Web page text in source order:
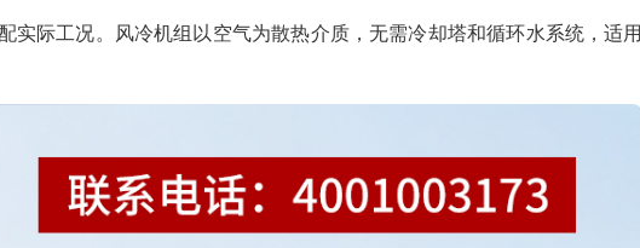
实际工况。风冷机组以空气为散热介质，无需冷却塔和循环水系统，适用